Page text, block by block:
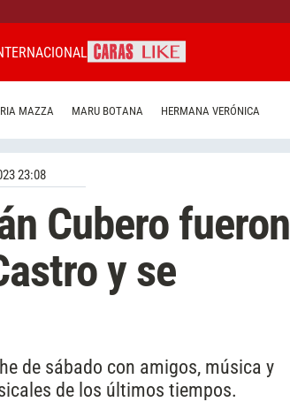
MAZZA MARU BOTANA HERMANA VERÓNICA
23:08
Cubero fueron
y se
de sábado con amigos, música y
de los últimos tiempos.